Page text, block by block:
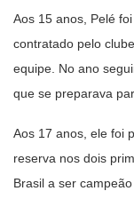
Aos 15 anos, Pelé
contratado pelo
equipe. No ano
que se preparava
Aos 17 anos, ele foi
reserva nos dois
Brasil a ser